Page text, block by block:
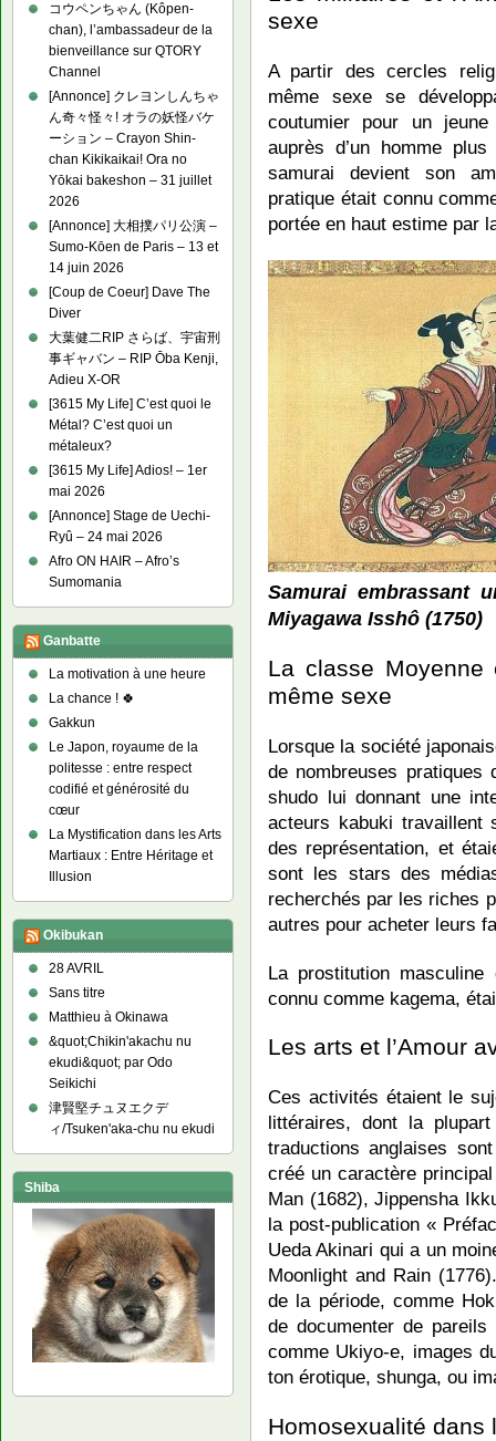
sexe
A partir des cercles
même sexe se
coutumier pour un
auprès d’un homme
samurai devient son
pratique était connu
portée en haut estime par
Samurai embrassant
Miyagawa Isshô (1750)
La classe Moyenne
même sexe
Lorsque la société
de nombreuses
shudo lui donnant une
acteurs kabuki travaillent
des représentation, et
sont les stars des
recherchés par les riches
autres pour acheter leurs
La prostitution
connu comme kagema,
Les arts et l’Amour
Ces activités étaient le
littéraires, dont la
traductions anglaises
créé un caractère
Man (1682), Jippensha
la post-publication «
Ueda Akinari qui a un
Moonlight and Rain
de la période, comme
de documenter de
comme Ukiyo-e, images
ton érotique, shunga, ou
Homosexualité dans
コウペンちゃん (Kôpen-
chan), l’ambassadeur de la
bienveillance sur QTORY
Channel
[Annonce] クレヨンしんちゃ
ん奇々怪々! オラの妖怪バケ
ーション – Crayon Shin-
chan Kikikaikai! Ora no
Yōkai bakeshon – 31 juillet
2026
[Annonce] 大相撲パリ公演 –
Sumo-Kōen de Paris – 13 et
14 juin 2026
[Coup de Coeur] Dave The
Diver
大葉健二RIP さらば、宇宙刑
事ギャバン – RIP Ōba Kenji,
Adieu X-OR
[3615 My Life] C’est quoi le
Métal? C’est quoi un
métaleux?
[3615 My Life] Adios! – 1er
mai 2026
[Annonce] Stage de Uechi-
Ryû – 24 mai 2026
Afro ON HAIR – Afro’s
Sumomania
Ganbatte
La motivation à une heure
La chance ! 🍀
Gakkun
Le Japon, royaume de la
politesse : entre respect
codifié et générosité du
cœur
La Mystification dans les Arts
Martiaux : Entre Héritage et
Illusion
Okibukan
28 AVRIL
Sans titre
Matthieu à Okinawa
&quot;Chikin'akachu nu
ekudi&quot; par Odo
Seikichi
津賢堅チュヌエクデ
ィ/Tsuken'aka-chu nu ekudi
Shiba